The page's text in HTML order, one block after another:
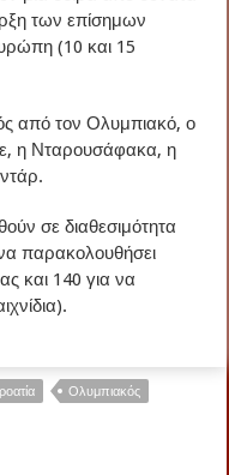
των επίσημων
(10 και 15
από τον Ολυμπιακό, ο
η Νταρουσάφακα, η
σε διαθεσιμότητα
παρακολουθήσει
και 140 για να
Ολυμπιακός